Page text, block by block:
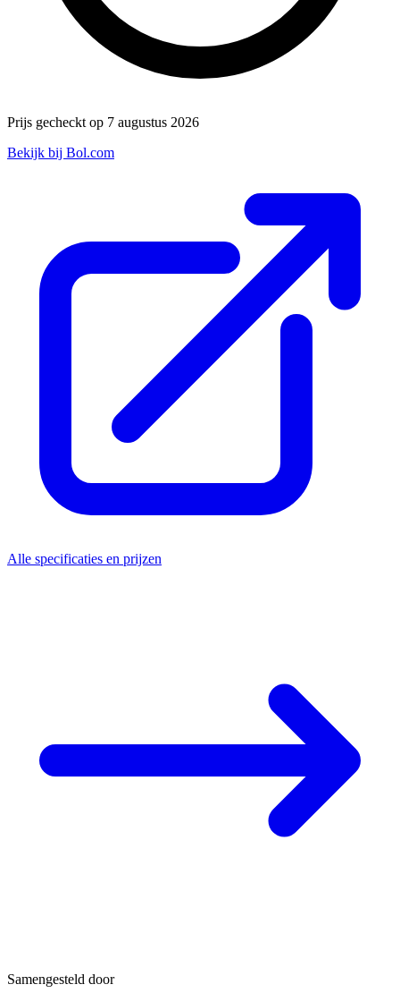
Prijs gecheckt op 7 augustus 2026
Bekijk bij Bol.com
Alle specificaties en prijzen
Samengesteld door